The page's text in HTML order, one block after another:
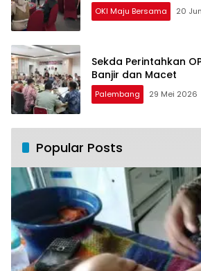
OKI Maju Bersama 20
Sekda Perintahkan
Banjir dan Macet
Palembang 29 Mei 2026
Popular Posts